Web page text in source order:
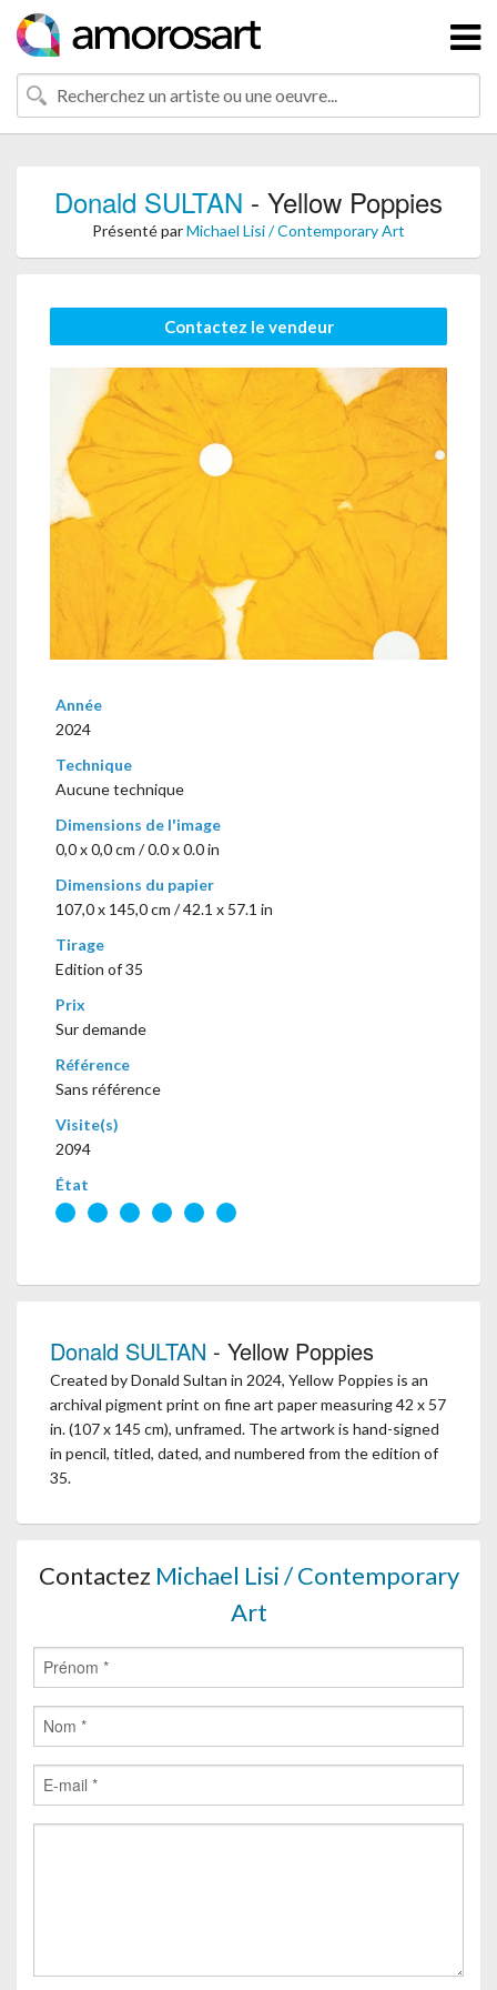
Donald SULTAN - Yellow Poppies
Présenté parMichael Lisi / Contemporary Art
Contactez le vendeur
Année
2024
Technique
Aucune technique
Dimensions de l'image
0,0 x 0,0 cm / 0.0 x 0.0 in
Dimensions du papier
107,0 x 145,0 cm / 42.1 x 57.1 in
Tirage
Edition of 35
Prix
Sur demande
Référence
Sans référence
Visite(s)
2094
État
Donald SULTAN - Yellow Poppies
Created by Donald Sultan in 2024, Yellow Poppies is an
archival pigment print on fine art paper measuring 42 x 57
in. (107 x 145 cm), unframed. The artwork is hand-signed
in pencil, titled, dated, and numbered from the edition of
35.
Contactez Michael Lisi / Contemporary
Art